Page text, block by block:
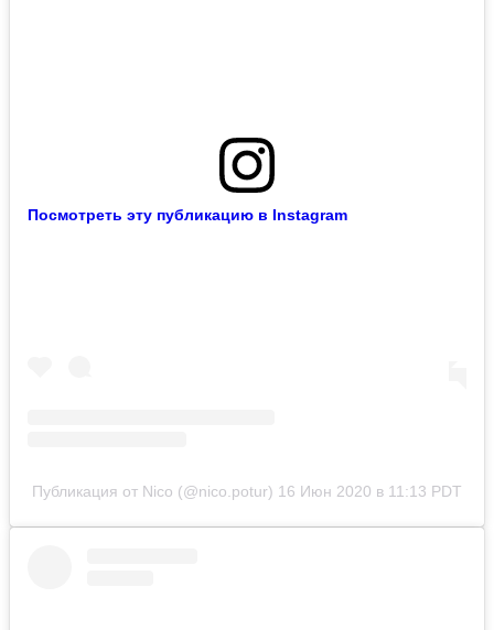
Посмотреть эту публикацию в Instagram
Публикация от Nico (@nico.potur) 16 Июн 2020 в 11:13 PDT